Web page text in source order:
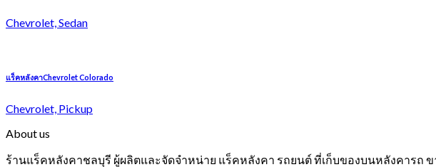
Chevrolet, Sedan
แร็คหลังคาChevrolet Colorado
Chevrolet, Pickup
About us
ร้านแร็คหลังคาชลบุรี ผู้ผลิตและจัดจำหน่าย แร็คหลังคา รถยนต์ ที่เก็บของบนหลังคารถ